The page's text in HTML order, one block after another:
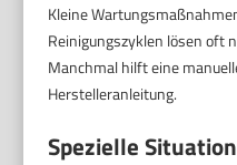
Kleine
Reinigungszyklen lösen oft
Manchmal hilft eine
Herstelleranleitung.
Spezielle